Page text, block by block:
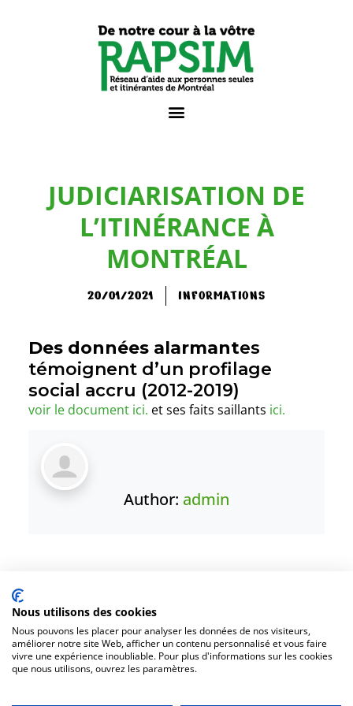
JUDICIARISATION DE
L’ITINÉRANCE À
MONTRÉAL
20/01/2021 INFORMATIONS
Des données alarmantes
témoignent d’un profilage
social accru (2012-2019)
voir le document ici. et ses faits saillants ici.
Author: admin
1431, rue Fullum, Montréal (Québec). H2K 0B5
Organisme appuyé parCentraide
Nous utilisons des cookies
Nous pouvons les placer pour analyser les données de nos visiteurs,
améliorer notre site Web, afficher un contenu personnalisé et vous faire
vivre une expérience inoubliable. Pour plus d'informations sur les cookies
que nous utilisons, ouvrez les paramètres.